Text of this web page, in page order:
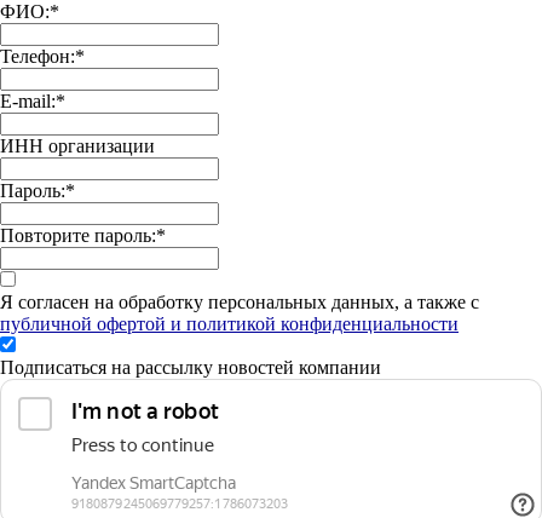
ФИО:*
Телефон:*
E-mail:*
ИНН организации
Пароль:*
Повторите пароль:*
Я согласен на обработку персональных данных, а также с
публичной офертой и политикой конфиденциальности
Подписаться на рассылку новостей компании